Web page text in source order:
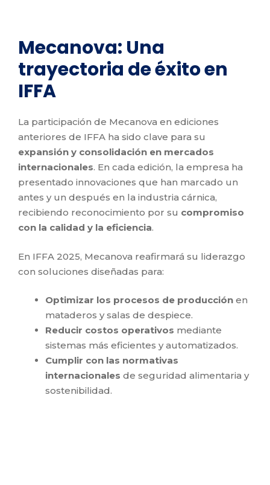
Mecanova: Una
trayectoria de éxito en
IFFA
La participación de Mecanova en ediciones
anteriores de IFFA ha sido clave para su
expansión y consolidación en mercados
internacionales. En cada edición, la empresa ha
presentado innovaciones que han marcado un
antes y un después en la industria cárnica,
recibiendo reconocimiento por su compromiso
con la calidad y la eficiencia.
En IFFA 2025, Mecanova reafirmará su liderazgo
con soluciones diseñadas para:
Optimizar los procesos de producción en
mataderos y salas de despiece.
Reducir costos operativos mediante
sistemas más eficientes y automatizados.
Cumplir con las normativas
internacionales de seguridad alimentaria y
sostenibilidad.